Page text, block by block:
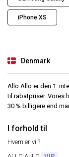
iPhone XS
Denmark
Allo Allo er den 1.
til rabatpriser. Vores
30 % billigere end
I forhold til
Hvem er vi ?